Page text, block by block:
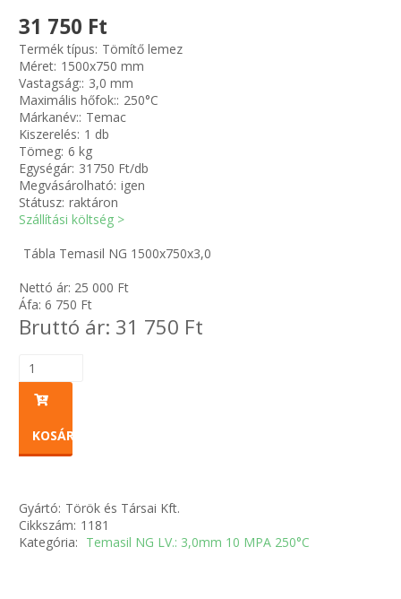
SIMÍTÓZÁRAS TASAK
TÖMLŐBILINCS
31 750 Ft
Termék típus: Tömítő lemez
Méret: 1500x750 mm
Vastagság:: 3,0 mm
Maximális hőfok:: 250°C
Márkanév:: Temac
Kiszerelés: 1 db
Tömeg: 6 kg
Egységár: 31750 Ft/db
Megvásárolható: igen
Státusz: raktáron
Szállítási költség >
Tábla Temasil NG 1500x750x3,0
Nettó ár: 25 000 Ft
Áfa:6 750 Ft
Bruttó ár: 31 750 Ft
KOSÁRBA
Gyártó: Török és Társai Kft.
Cikkszám: 1181
Kategória: Temasil NG LV.: 3,0mm 10 MPA 250°C